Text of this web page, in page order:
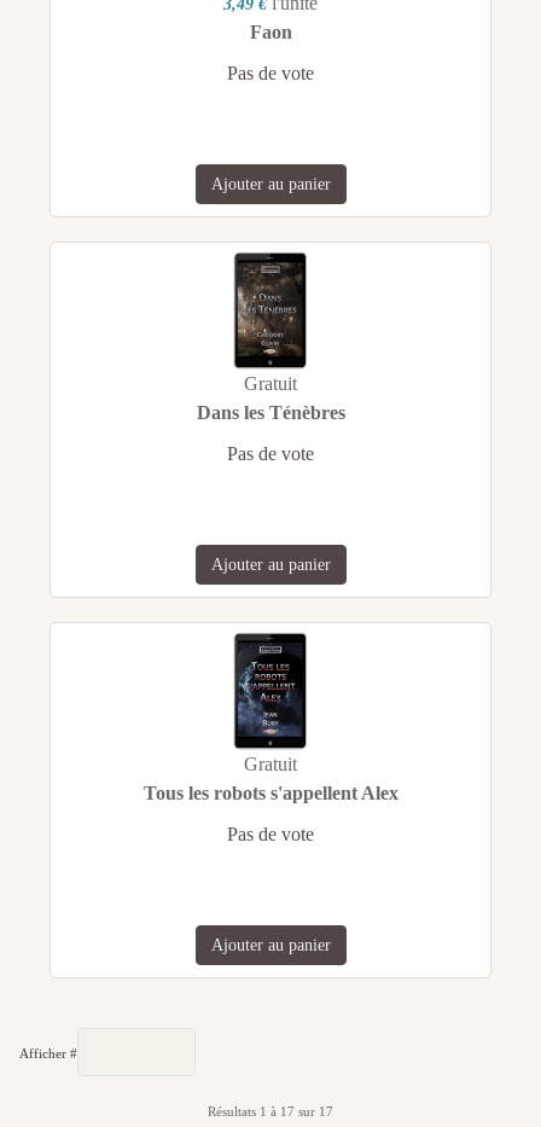
3,49 €
Faon
Pas de vote
Ajouter au panier
Gratuit
Dans les Ténèbres
Pas de vote
Ajouter au panier
Gratuit
Tous les robots s'appellent Alex
Pas de vote
Ajouter au panier
Afficher #
Résultats 1 à 17 sur 17